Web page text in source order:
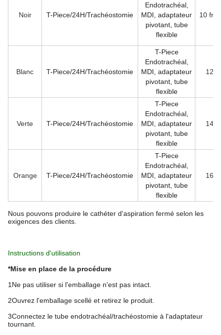
Noir T-Piece/24H/Trachéostomie
Endotrachéal,
MDI, adaptateur
pivotant, tube
flexible
10
Blanc T-Piece/24H/Trachéostomie
T-Piece
Endotrachéal,
MDI, adaptateur
pivotant, tube
flexible
12
Verte T-Piece/24H/Trachéostomie
T-Piece
Endotrachéal,
MDI, adaptateur
pivotant, tube
flexible
14
Orange T-Piece/24H/Trachéostomie
T-Piece
Endotrachéal,
MDI, adaptateur
pivotant, tube
flexible
16
Nous pouvons produire le cathéter d'aspiration fermé selon les
exigences des clients.
Instructions d'utilisation
*Mise en place de la procédure
1Ne pas utiliser si l'emballage n'est pas intact.
2Ouvrez l'emballage scellé et retirez le produit.
3Connectez le tube endotrachéal/trachéostomie à l'adaptateur
tournant.